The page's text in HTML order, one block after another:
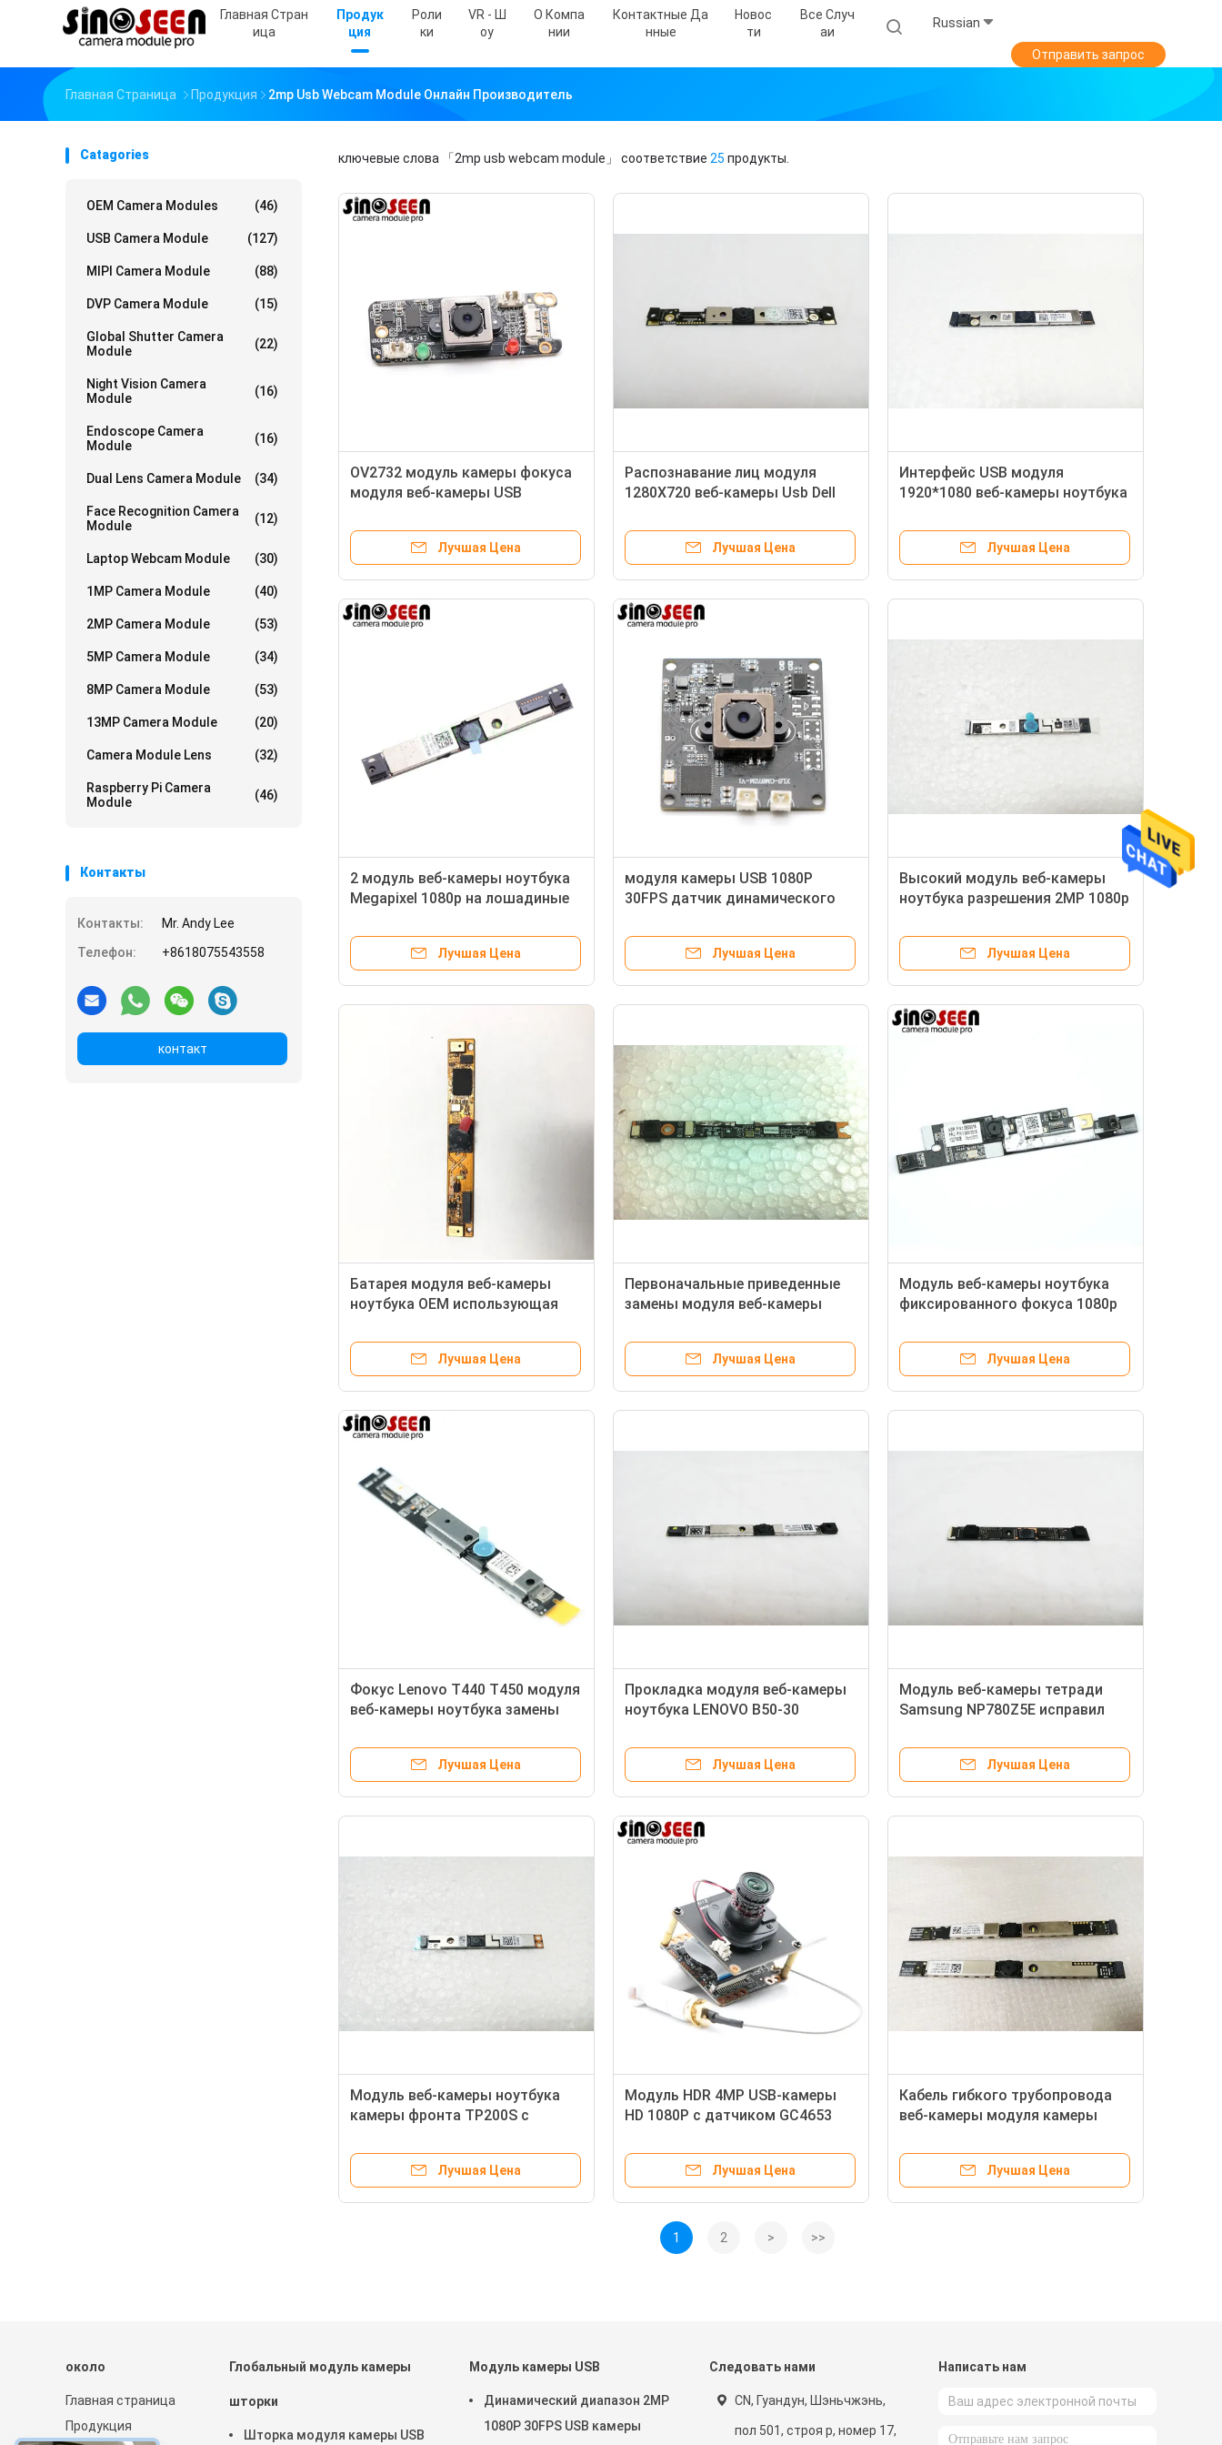
Главная Стран
Ица
Продук
Ция
Роли
Ки
VR - Ш
Оу
О Компа
Нии
Контактные Да
Нные
Новос
Ти
Все Случ
Аи
Russian
Отправить запрос
Главная Страница Продукция 2mp Usb Webcam Module Онлайн Производитель
Catagories
OEM Camera Modules (46)
USB Camera Module (127)
MIPI Camera Module (88)
DVP Camera Module (15)
Global Shutter Camera
Module
(22)
Night Vision Camera
Module
(16)
Endoscope Camera
Module
(16)
Dual Lens Camera Module (34)
Face Recognition Camera
Module
(12)
Laptop Webcam Module (30)
1MP Camera Module (40)
2MP Camera Module (53)
5MP Camera Module (34)
8MP Camera Module (53)
13MP Camera Module (20)
Camera Module Lens (32)
Raspberry Pi Camera
Module
(46)
Контакты
Контакты:
Mr. Andy Lee
Телефон:
+8618075543558
контакт
ключевые слова 「2mp usb webcam module」 соответствие 25 продукты.
OV2732 модуль камеры фокуса
модуля веб-камеры USB
Лучшая Цена
Распознавание лиц модуля
1280X720 веб-камеры Usb Dell
Лучшая Цена
Интерфейс USB модуля
1920*1080 веб-камеры ноутбука
Лучшая Цена
2 модуль веб-камеры ноутбука
Megapixel 1080p на лошадиные
G3 G4
Лучшая Цена
модуля камеры USB 1080P
30FPS датчик динамического
небольшого высокий
Лучшая Цена
Высокий модуль веб-камеры
ноутбука разрешения 2MP 1080p
Лучшая Цена
Батарея модуля веб-камеры
ноутбука OEM использующая
430
Лучшая Цена
Первоначальные приведенные
замены модуля веб-камеры
Лучшая Цена
Модуль веб-камеры ноутбука
фиксированного фокуса 1080p
неподдельного
Лучшая Цена
Фокус Lenovo T440 T450 модуля
веб-камеры ноутбука замены
Лучшая Цена
Прокладка модуля веб-камеры
ноутбука LENOVO B50-30
полное HD 1080P
Лучшая Цена
Модуль веб-камеры тетради
Samsung NP780Z5E исправил
Лучшая Цена
Модуль веб-камеры ноутбука
камеры фронта TP200S с
Лучшая Цена
Модуль HDR 4MP USB-камеры
HD 1080P с датчиком GC4653
Лучшая Цена
Кабель гибкого трубопровода
веб-камеры модуля камеры
микрофоном
Лучшая Цена
1 2 > >>
около
Главная страница
Продукция
Глобальный модуль камеры
шторки
Шторка модуля камеры USB
Модуль камеры USB
Динамический диапазон 2MP
1080P 30FPS USB камеры
Следовать нами
CN, Гуандун, Шэньчжэнь,
пол 501, строя p, номер 17,
Написать нам